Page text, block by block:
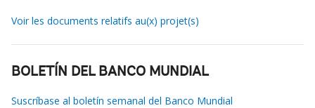
Voir les documents relatifs au(x) projet(s)
BOLETÍN DEL BANCO MUNDIAL
Suscríbase al boletín semanal del Banco Mundial